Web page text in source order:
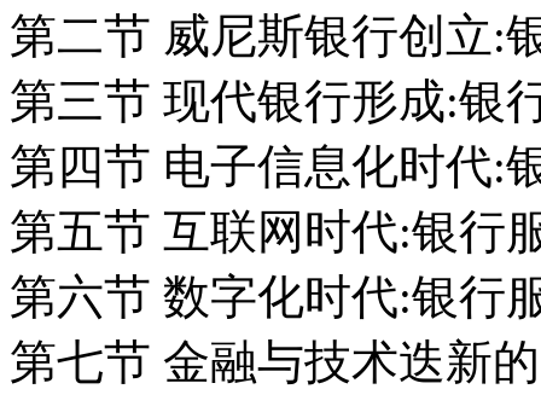
第二节 威尼斯银行创立:
第三节 现代银行形成:银
第四节 电子信息化时代:
第五节 互联网时代:银行
第六节 数字化时代:银行
第七节 金融与技术迭新